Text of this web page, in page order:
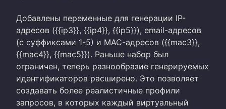
Добавлены переменные для генерации IP-
адресов ({{ip3}}, {{ip4}}, {{ip5}}), email-адресов
(с суффиксами 1-5) и MAC-адресов ({{mac3}},
{{mac4}}, {{mac5}}). Раньше набор был
ограничен, теперь разнообразие генерируемых
идентификаторов расширено. Это позволяет
создавать более реалистичные профили
запросов, в которых каждый виртуальный